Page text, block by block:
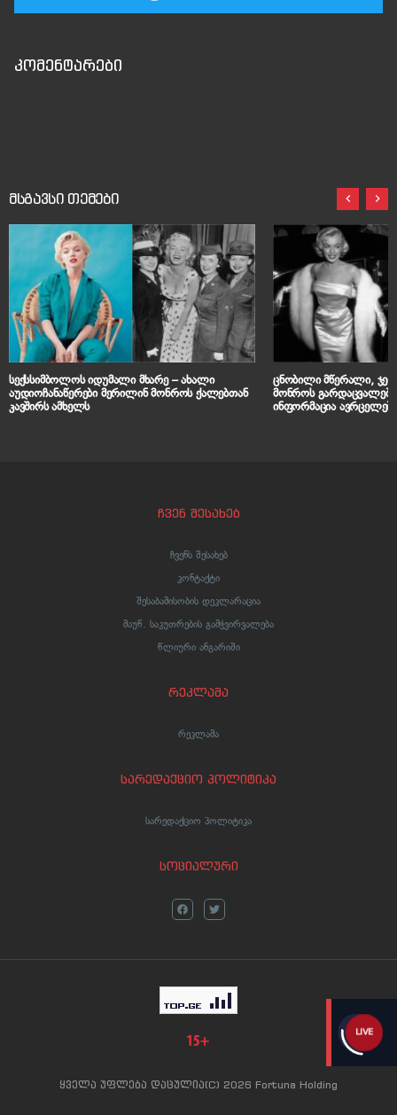
LIVE
კომენტარები
მსგავსი თემები
სექსსიმბოლოს იდუმალი მხარე – ახალი
აუდიოჩანაწერები მერილინ მონროს ქალებთან
კავშირს ამხელს
ცნობილი მწერალი,
მონროს
ინფორმაცია ავრცელებს
ჩვენ შესახებ
ჩვენს შესახებ
კონტაქტი
შესაბამისობის დეკლარაცია
მაუწ. საკუთრების გამჭვირვალება
წლიური ანგარიში
რეკლამა
რეკლამა
სარედაქციო პოლიტიკა
სარედაქციო პოლიტიკა
სოციალური
ყველა უფლება დაცულია(C) 2026 Fortuna Holding